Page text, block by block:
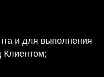
и для выполнения
Клиентом;